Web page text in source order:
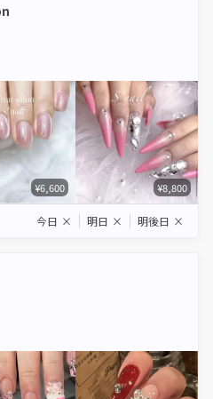
¥6,600 ¥8,800
今日 × 明日 × 明後日 ×